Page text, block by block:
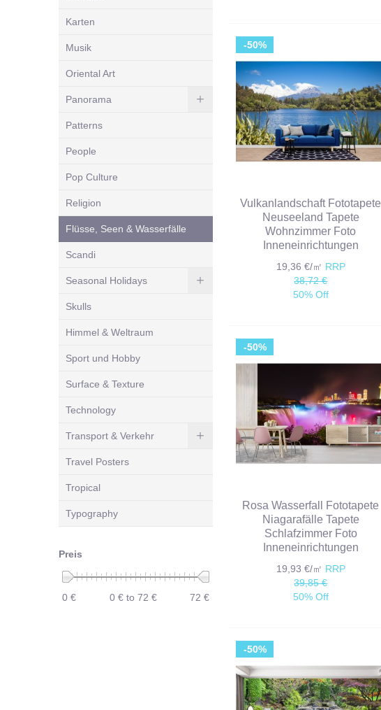
-50%
Vulkanlandschaft Fototapete
Neuseeland Tapete
Wohnzimmer Foto
Inneneinrichtungen
19,36 €/㎡ RRP
38,72 €
50% Off
-50%
Rosa Wasserfall Fototapete
Niagarafälle Tapete
Schlafzimmer Foto
Inneneinrichtungen
19,93 €/㎡ RRP
39,85 €
50% Off
-50%
Preis
0 € 72 €
0 € to 72 €
Karten
Musik
Oriental Art
Panorama
Patterns
People
Pop Culture
Religion
Flüsse, Seen & Wasserfälle
Scandi
Seasonal Holidays
Skulls
Himmel & Weltraum
Sport und Hobby
Surface & Texture
Technology
Transport & Verkehr
Travel Posters
Tropical
Typography